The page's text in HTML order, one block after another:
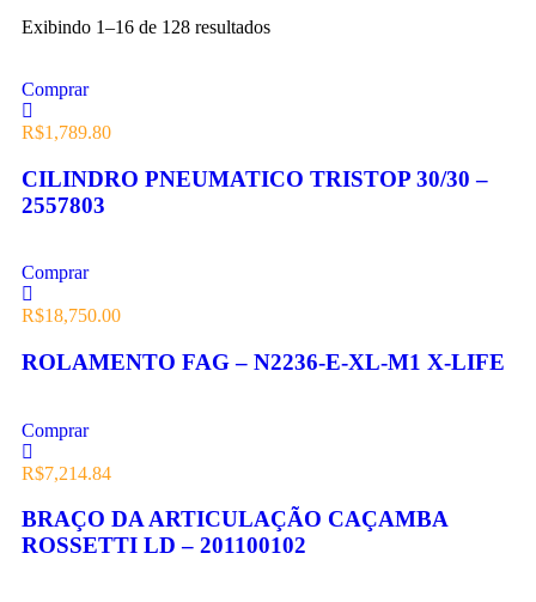
Exibindo 1–16 de 128 resultados
Comprar
R$1,789.80
CILINDRO PNEUMATICO TRISTOP 30/30 –
2557803
Comprar
R$18,750.00
ROLAMENTO FAG – N2236-E-XL-M1 X-LIFE
Comprar
R$7,214.84
BRAÇO DA ARTICULAÇÃO CAÇAMBA
ROSSETTI LD – 201100102